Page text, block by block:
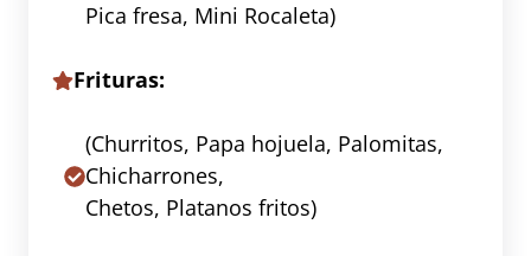
Pica fresa, Mini Rocaleta)
Frituras:
(Churritos, Papa hojuela, Palomitas,
Chicharrones,
Chetos, Platanos fritos)